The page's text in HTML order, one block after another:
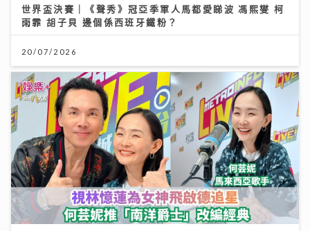
世界盃決賽｜《聲秀》冠亞季軍人馬都愛睇波 馮熙燮 柯
雨霏 胡子貝 邊個係西班牙鐵粉？
20/07/2026